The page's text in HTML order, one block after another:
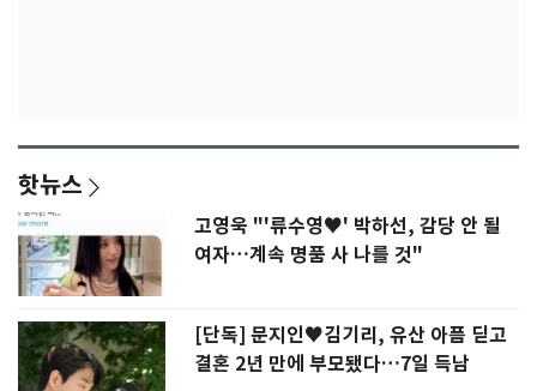
핫뉴스
고영욱 "'류수영♥' 박하선, 감당 안 될
여자…계속 명품 사 나를 것"
[단독] 문지인♥김기리, 유산 아픔 딛고
결혼 2년 만에 부모됐다…7일 득남